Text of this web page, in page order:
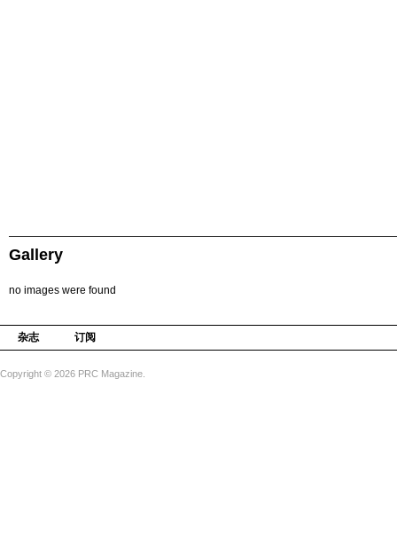
Gallery
no images were found
杂志 订阅
Copyright © 2026 PRC Magazine.